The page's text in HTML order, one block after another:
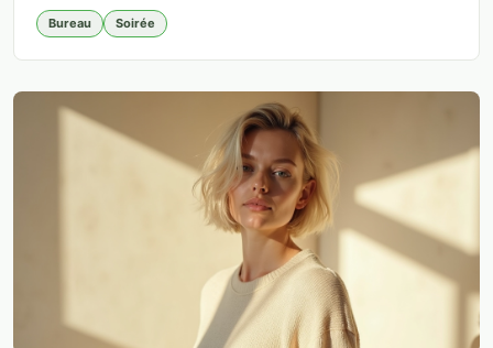
Bureau Soirée